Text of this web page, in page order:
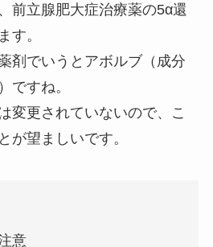
前立腺肥大症治療薬の5α還
す。
剤でいうとアボルブ（成分
ですね。
変更されていないので、こ
が望ましいです。
意